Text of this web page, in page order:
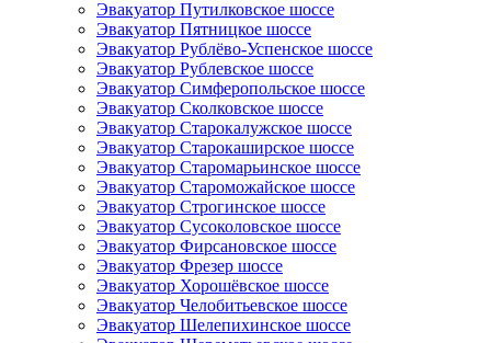
Эвакуатор Путилковское шоссе
Эвакуатор Пятницкое шоссе
Эвакуатор Рублёво-Успенское шоссе
Эвакуатор Рублевское шоссе
Эвакуатор Симферопольское шоссе
Эвакуатор Сколковское шоссе
Эвакуатор Старокалужское шоссе
Эвакуатор Старокаширское шоссе
Эвакуатор Старомарьинское шоссе
Эвакуатор Староможайское шоссе
Эвакуатор Строгинское шоссе
Эвакуатор Сусоколовское шоссе
Эвакуатор Фирсановское шоссе
Эвакуатор Фрезер шоссе
Эвакуатор Хорошёвское шоссе
Эвакуатор Челобитьевское шоссе
Эвакуатор Шелепихинское шоссе